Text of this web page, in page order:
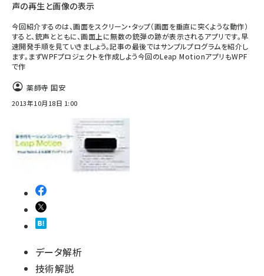
声の再生と画像の表示
今回紹介するのは、画面をスクリーン・タップ（画面を垂直に突くような動作）
すると、銃声とともに、画面上に無数の銃弾の跡が表示されるアプリです。早
速開発手順を見ていきましょう。記事の最後ではサンプルプログラムを紹介し
ます。まずWPFプロジェクトを作成しよう今回のLeap MotionアプリもWPF
で作
薬師寺 国安
2013年10月18日 1:00
データ解析
技術解説